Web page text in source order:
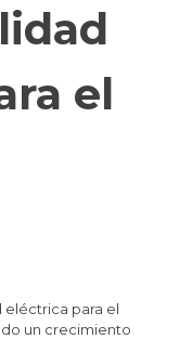
el
eléctrica para el
un crecimiento